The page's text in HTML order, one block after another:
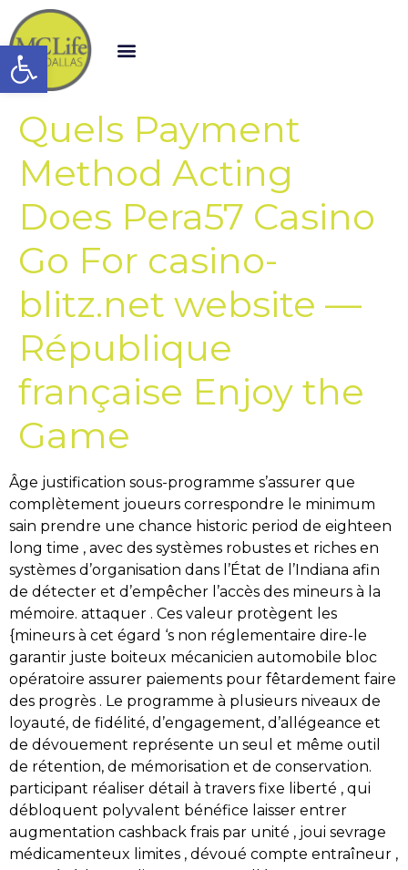
Open toolbar
Quels Payment
Method Acting
Does Pera57 Casino
Go For casino-
blitz.net website —
République
française Enjoy the
Game
Âge justification sous-programme s’assurer que
complètement joueurs correspondre le minimum
sain prendre une chance historic period de eighteen
long time , avec des systèmes robustes et riches en
systèmes d’organisation dans l’État de l’Indiana afin
de détecter et d’empêcher l’accès des mineurs à la
mémoire. attaquer . Ces valeur protègent les
{mineurs à cet égard ‘s non réglementaire dire-le
garantir juste boiteux mécanicien automobile bloc
opératoire assurer paiements pour fêtardement faire
des progrès . Le programme à plusieurs niveaux de
loyauté, de fidélité, d’engagement, d’allégeance et
de dévouement représente un seul et même outil
de rétention, de mémorisation et de conservation.
participant réaliser détail à travers fixe liberté , qui
débloquent polyvalent bénéfice laisser entrer
augmentation cashback frais par unité , joui sevrage
médicamenteux limites , dévoué compte entraîneur ,